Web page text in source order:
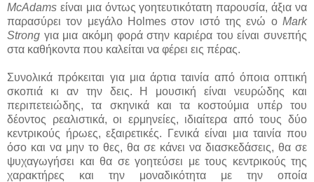
McAdams είναι μια όντως γοητευτικότατη παρουσία, άξια να
παρασύρει τον μεγάλο Holmes στον ιστό της ενώ ο Mark
Strong για μια ακόμη φορά στην καριέρα του είναι συνεπής
στα καθήκοντα που καλείται να φέρει εις πέρας.
Συνολικά πρόκειται για μια άρτια ταινία από όποια οπτική
σκοπιά κι αν την δεις. Η μουσική είναι νευρώδης και
περιπετειώδης, τα σκηνικά και τα κοστούμια υπέρ του
δέοντος ρεαλιστικά, οι ερμηνείες, ιδιαίτερα από τους δύο
κεντρικούς ήρωες, εξαιρετικές. Γενικά είναι μια ταινία που
όσο και να μην το θες, θα σε κάνει να διασκεδάσεις, θα σε
ψυχαγωγήσει και θα σε γοητεύσει με τους κεντρικούς της
χαρακτήρες και την μοναδικότητα με την οποία